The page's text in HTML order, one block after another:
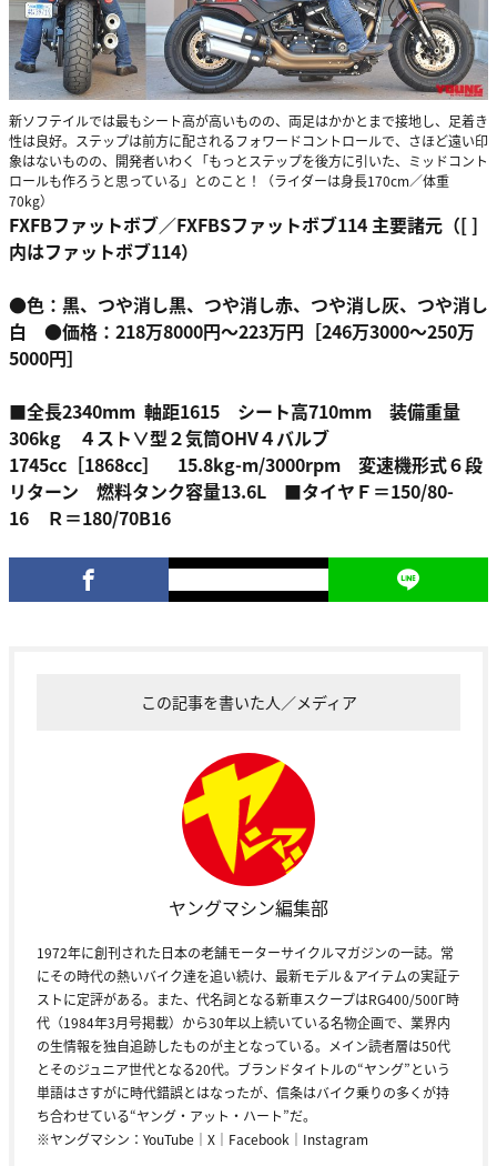
新ソフテイルでは最もシート高が高いものの、両足はかかとまで接地し、足着き
性は良好。ステップは前方に配されるフォワードコントロールで、さほど遠い印
象はないものの、開発者いわく「もっとステップを後方に引いた、ミッドコント
ロールも作ろうと思っている」とのこと！（ライダーは身長170cm／体重
70kg）
FXFBファットボブ／FXFBSファットボブ114 主要諸元（[ ]
内はファットボブ114）
●色：黒、つや消し黒、つや消し赤、つや消し灰、つや消し
白 ●価格：218万8000円〜223万円［246万3000〜250万
5000円］
■全長2340mm 軸距1615 シート高710mm 装備重量
306kg ４スト∨型２気筒OHV４バルブ
1745cc［1868cc］ 15.8kg-m/3000rpm 変速機形式６段
リターン 燃料タンク容量13.6L ■タイヤＦ＝150/80-
16 Ｒ＝180/70B16
この記事を書いた人／メディア
ヤングマシン編集部
1972年に創刊された日本の老舗モーターサイクルマガジンの一誌。常
にその時代の熱いバイク達を追い続け、最新モデル＆アイテムの実証テ
ストに定評がある。また、代名詞となる新車スクープはRG400/500Γ時
代（1984年3月号掲載）から30年以上続いている名物企画で、業界内
の生情報を独自追跡したものが主となっている。メイン読者層は50代
とそのジュニア世代となる20代。ブランドタイトルの“ヤング”という
単語はさすがに時代錯誤とはなったが、信条はバイク乗りの多くが持
ち合わせている“ヤング・アット・ハート”だ。
※ヤングマシン： YouTube ｜ X ｜ Facebook ｜ Instagram